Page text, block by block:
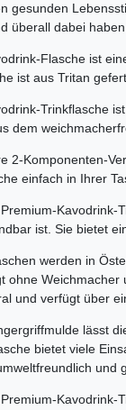
gesunden
überall dabei
Flasche ist
ist aus Tritan
Trinkflasche
dem
2-Komponenten-
einfach in Ihrer
Kavodrink-
ist. Sie bietet
werden in
ohne
und verfügt über
lässt
bietet viele
und
Kavodrink-